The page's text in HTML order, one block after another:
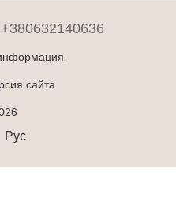
+380632140636
сайта
Рус